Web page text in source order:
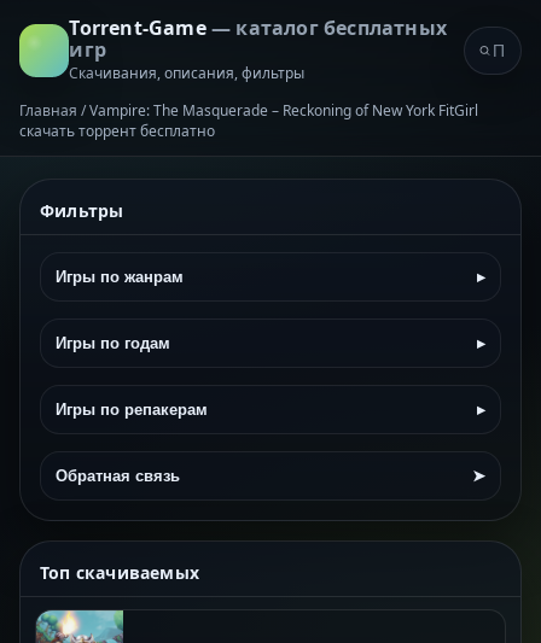
Torrent-Game— каталог бесплатных
игр
Скачивания, описания, фильтры
Главная /Vampire: The Masquerade – Reckoning of New York FitGirl
скачать торрент бесплатно
Фильтры
Игры по жанрам ▸
Игры по годам ▸
Игры по репакерам ▸
Обратная связь ➤
Топ скачиваемых